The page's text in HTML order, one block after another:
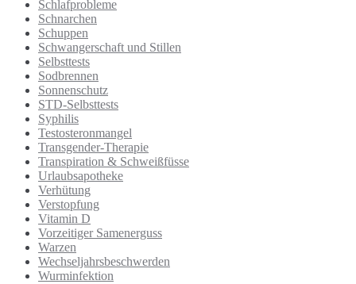
Schlafprobleme
Schnarchen
Schuppen
Schwangerschaft und Stillen
Selbsttests
Sodbrennen
Sonnenschutz
STD-Selbsttests
Syphilis
Testosteronmangel
Transgender-Therapie
Transpiration & Schweißfüsse
Urlaubsapotheke
Verhütung
Verstopfung
Vitamin D
Vorzeitiger Samenerguss
Warzen
Wechseljahrsbeschwerden
Wurminfektion